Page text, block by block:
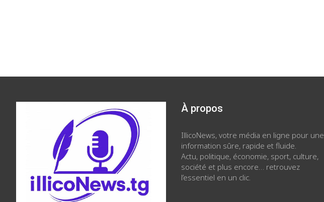
À propos
IllicoNews, votre média en ligne pour une
information sûre, rapide et fluide.
Actu, politique, économie, sport, culture,
société et plus encore… retrouvez
l’essentiel en un clic.